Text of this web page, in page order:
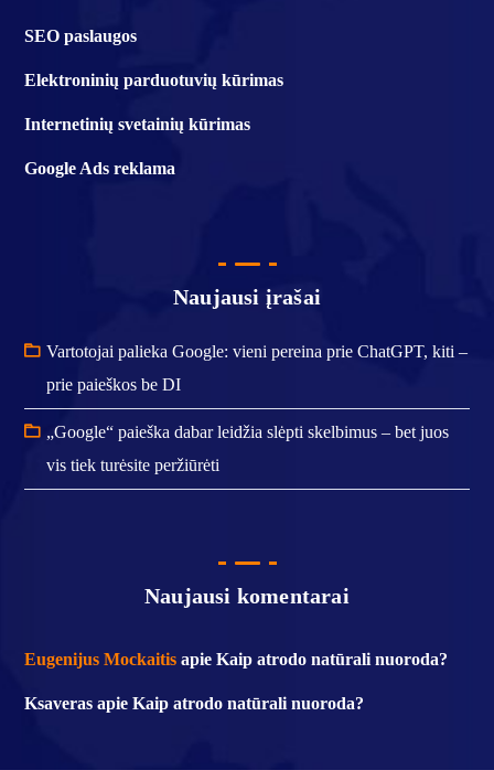
SEO paslaugos
Elektroninių parduotuvių kūrimas
Internetinių svetainių kūrimas
Google Ads reklama
Naujausi įrašai
Vartotojai palieka Google: vieni pereina prie ChatGPT, kiti –
prie paieškos be DI
„Google“ paieška dabar leidžia slėpti skelbimus – bet juos
vis tiek turėsite peržiūrėti
Naujausi komentarai
Eugenijus Mockaitis apieKaip atrodo natūrali nuoroda?
Ksaveras apieKaip atrodo natūrali nuoroda?